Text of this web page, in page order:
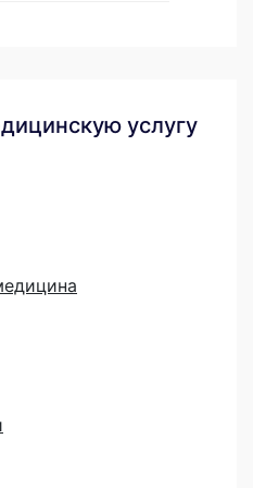
услугу